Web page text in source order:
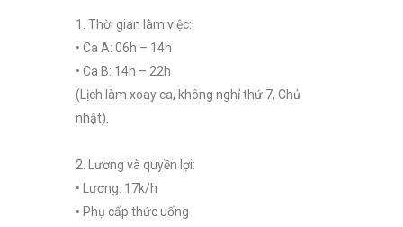
1. Thời gian làm việc:
• Ca A: 06h – 14h
• Ca B: 14h – 22h
(Lịch làm xoay ca, không nghỉ thứ 7, Chủ
nhật).
2. Lương và quyền lợi:
• Lương: 17k/h
• Phụ cấp thức uống